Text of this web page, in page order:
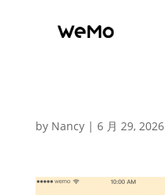
by Nancy| 6 月 29, 2026